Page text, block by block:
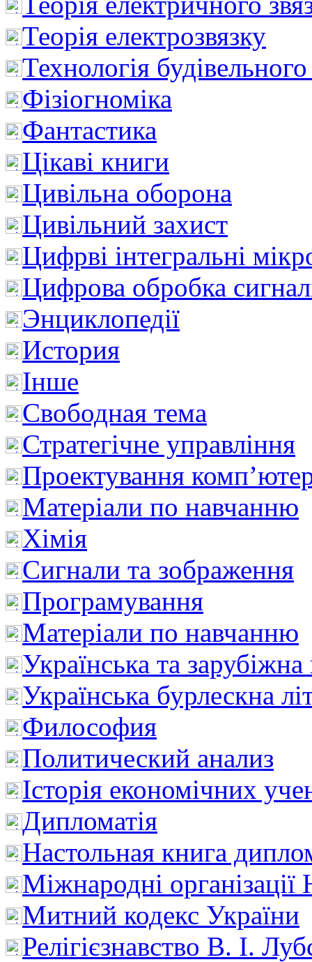
Теорія електрозвязку
Технологія
Фізіогноміка
Фантастика
Цікаві книги
Цивільна оборона
Цивільний захист
Цифрві інтегральні
Цифрова обробка
Энциклопедії
История
Інше
Свободная тема
Стратегічне управління
Проектування
Матеріали по навчанню
Хімія
Сигнали та зображення
Програмування
Матеріали по навчанню
Українська та зарубіжна
Українська бурлескна
Философия
Политический анализ
Історія економічних
Дипломатія
Настольная книга
Міжнародні
Митний кодекс України
Релігієзнавство В. І.